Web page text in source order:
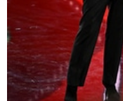
Abschnitt
Wir verwenden
personalisieren,
zu können und die
analysieren.